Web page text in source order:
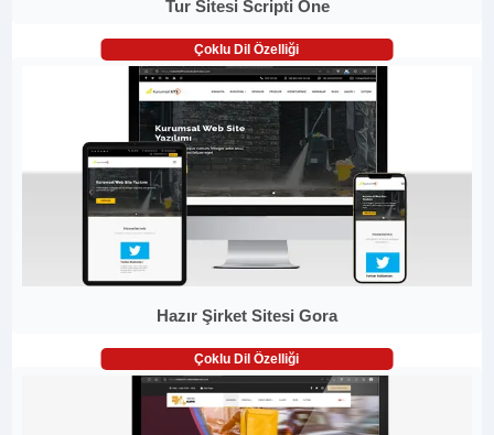
Tur Sitesi Scripti One
Çoklu Dil Özelliği
Hazır Şirket Sitesi Gora
Çoklu Dil Özelliği